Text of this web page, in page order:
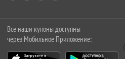
Все наши купоны доступны
через Мобильное Приложение: